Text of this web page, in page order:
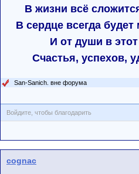
В жизни всё
В сердце всегда
И от души в
Счастья, успехов,
San-Sanich. вне форума
Войдите, чтобы благодарить
cognac